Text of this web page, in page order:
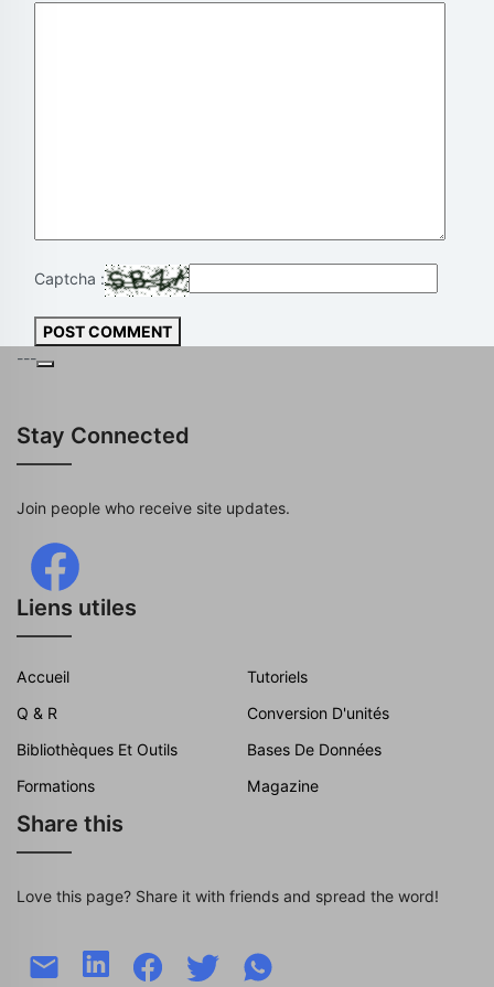
Captcha :
POST COMMENT
---
Stay Connected
Join people who receive site updates.
Liens utiles
Accueil
Tutoriels
Q & R
Conversion D'unités
Bibliothèques Et Outils
Bases De Données
Formations
Magazine
Share this
Love this page? Share it with friends and spread the word!